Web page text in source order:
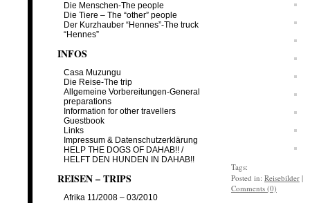
Die Menschen-The people
Die Tiere – The “other” people
Der Kurzhauber “Hennes”-The truck
“Hennes”
INFOS
Casa Muzungu
Die Reise-The trip
Allgemeine Vorbereitungen-General
preparations
Information for other travellers
Guestbook
Links
Impressum & Datenschutzerklärung
HELP THE DOGS OF DAHAB!! /
HELFT DEN HUNDEN IN DAHAB!!
REISEN – TRIPS
Afrika 11/2008 – 03/2010
Tags:
Posted in: Reisebilder|
Comments (0)